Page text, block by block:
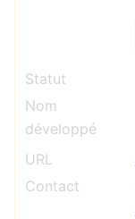
Statut
Nom
développé
URL
Contact